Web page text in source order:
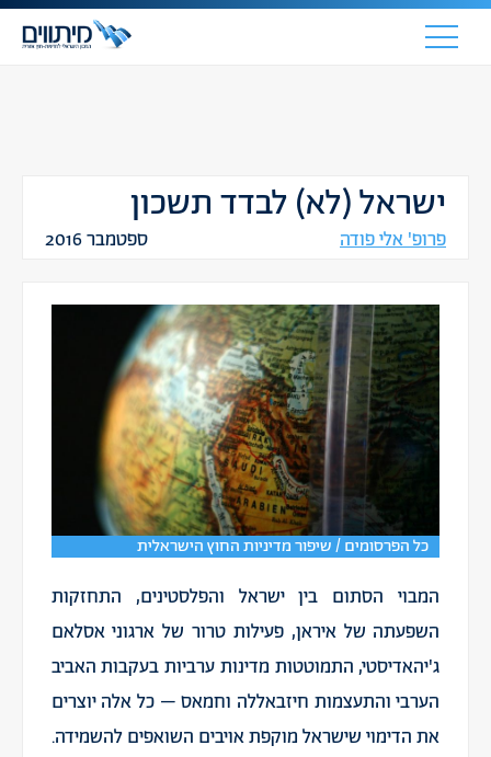
ישראל (לא) לבדד תשכון
פרופ' אלי פודה ספטמבר 2016
כל הפרסומים / שיפור מדיניות החוץ הישראלית
המבוי הסתום בין ישראל והפלסטינים, התחזקות
השפעתה של איראן, פעילות טרור של ארגוני אסלאם
ג'יהאדיסטי, התמוטטות מדינות ערביות בעקבות האביב
הערבי והתעצמות חיזבאללה וחמאס – כל אלה יוצרים
את הדימוי שישראל מוקפת אויבים השואפים להשמידה.